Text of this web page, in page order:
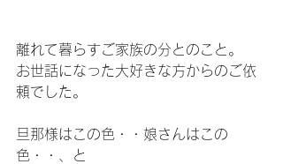
離れて暮らすご家族の分とのこと。
お世話になった大好きな方からのご依
頼でした。
旦那様はこの色・・娘さんはこの
色・・、と